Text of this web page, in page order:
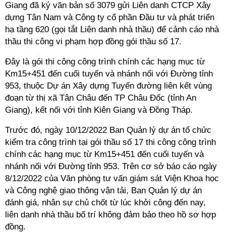
Giang đã ký văn bản số 3079 gửi Liên danh CTCP Xây
dựng Tân Nam và Công ty cổ phần Đầu tư và phát triển
hạ tầng 620 (gọi tắt Liên danh nhà thầu) để cảnh cáo nhà
thầu thi công vi phạm hợp đồng gói thầu số 17.
Đây là gói thi công công trình chính các hạng mục từ
Km15+451 đến cuối tuyến và nhánh nối với Đường tỉnh
953, thuộc Dự án Xây dựng Tuyến đường liên kết vùng
đoạn từ thị xã Tân Châu đến TP Châu Đốc (tỉnh An
Giang), kết nối với tỉnh Kiên Giang và Đồng Tháp.
Trước đó, ngày 10/12/2022 Ban Quản lý dự án tổ chức
kiểm tra công trình tại gói thầu số 17 thi công công trình
chính các hạng mục từ Km15+451 đến cuối tuyến và
nhánh nối với Đường tỉnh 953. Trên cơ sở báo cáo ngày
8/12/2022 của Văn phòng tư vấn giám sát Viện Khoa học
và Công nghệ giao thông vận tải, Ban Quản lý dự án
đánh giá, nhân sự chủ chốt từ lúc khởi công đến nay,
liên danh nhà thầu bố trí không đảm bảo theo hồ sơ hợp
đồng.